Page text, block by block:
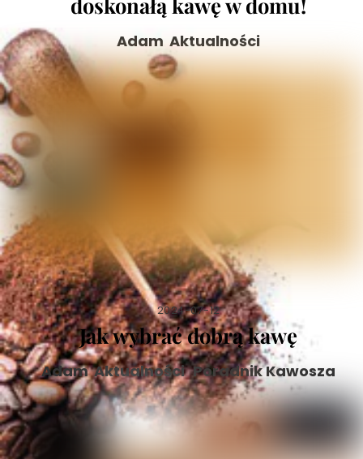
Adam Aktualności
2024-07-12
Jak wybrać dobrą kawę
Adam Aktualności,Poradnik Kawosza